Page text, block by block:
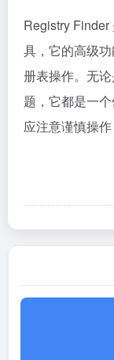
Registry
具，它的高级
册表操作。无
题，它都是一
应注意谨慎操作